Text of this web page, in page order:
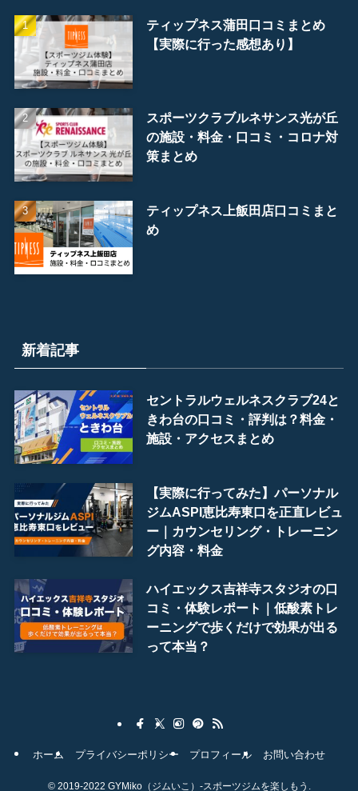
ティップネス蒲田口コミまとめ
【実際に行った感想あり】
スポーツクラブルネサンス光が丘
の施設・料金・口コミ・コロナ対
策まとめ
ティップネス上飯田店口コミまと
め
新着記事
セントラルウェルネスクラブ24と
きわ台の口コミ・評判は？料金・
施設・アクセスまとめ
【実際に行ってみた】パーソナル
ジムASPI恵比寿東口を正直レビュ
ー｜カウンセリング・トレーニン
グ内容・料金
ハイエックス吉祥寺スタジオの口
コミ・体験レポート｜低酸素トレ
ーニングで歩くだけで効果が出る
って本当？
ホーム プライバシーポリシー プロフィール お問い合わせ
©2019-2022 GYMiko（ジムいこ）-スポーツジムを楽しもう.